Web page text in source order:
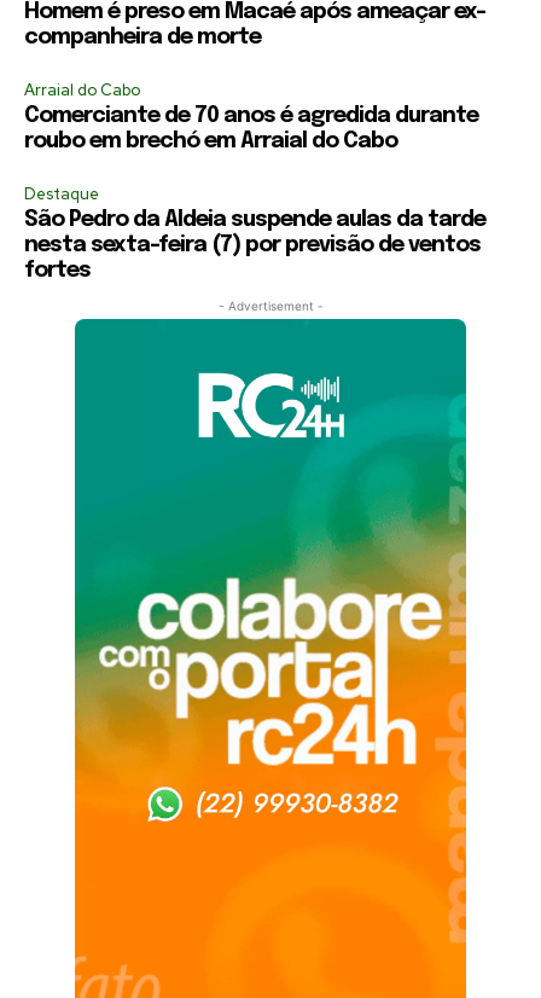
Homem é preso em Macaé após ameaçar ex-
companheira de morte
Arraial do Cabo
Comerciante de 70 anos é agredida durante
roubo em brechó em Arraial do Cabo
Destaque
São Pedro da Aldeia suspende aulas da tarde
nesta sexta-feira (7) por previsão de ventos
fortes
- Advertisement -